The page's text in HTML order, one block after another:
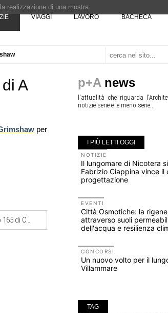
VIAGGI LAVORO BACHECA
A
per
Richard Meier: complesso residenziale al numero 165 di Charles Street (New York)
p+A news
l'attualità che riguarda
notizie serie e le meno serie...
I PIÙ LETTI OGGI
tre
e
NOTIZIE
Il lungomare di Nicotera
Fabrizio Ciappina vince il
progettazione
EVENTI
Città Osmotiche: la
attraverso suoli
dell'acqua e resilienza
CONCORSI
Un nuovo volto per il
Villammare
TAG
realizzazione di una mostra
un premio di 5.000 euro